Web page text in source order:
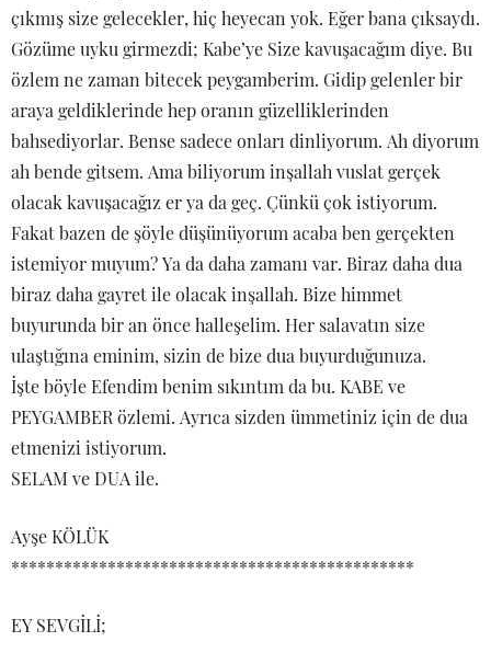
çıkmış size gelecekler, hiç heyecan yok. Eğer bana çıksaydı.
Gözüme uyku girmezdi; Kabe’ye Size kavuşacağım diye. Bu
özlem ne zaman bitecek peygamberim. Gidip gelenler bir
araya geldiklerinde hep oranın güzelliklerinden
bahsediyorlar. Bense sadece onları dinliyorum. Ah diyorum
ah bende gitsem. Ama biliyorum inşallah vuslat gerçek
olacak kavuşacağız er ya da geç. Çünkü çok istiyorum.
Fakat bazen de şöyle düşünüyorum acaba ben gerçekten
istemiyor muyum? Ya da daha zamanı var. Biraz daha dua
biraz daha gayret ile olacak inşallah. Bize himmet
buyurunda bir an önce halleşelim. Her salavatın size
ulaştığına eminim, sizin de bize dua buyurduğunuza.
İşte böyle Efendim benim sıkıntım da bu. KABE ve
PEYGAMBER özlemi. Ayrıca sizden ümmetiniz için de dua
etmenizi istiyorum.
SELAM ve DUA ile.
Ayşe KÖLÜK
**********************************************
EY SEVGİLİ;